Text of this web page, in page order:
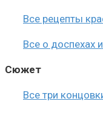
Все рецепты
Все о доспехах
Сюжет
Все три